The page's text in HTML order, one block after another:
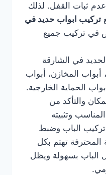
ثبات القفل. لذلك
تركيب ابواب حديد في
في تركيب جميع
في الشارقة
أبواب المخازن، أبواب
الحماية الخارجية.
والتأكد من
وتثبيته
تركيب الباب وضبط
المحترفة تهتم بكل
الباب بسهولة ويظل